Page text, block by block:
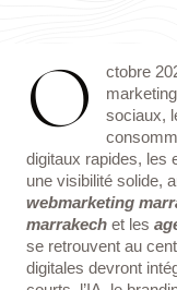
O
ctobre
sociaux,
digitaux rapides, les
une visibilité solide,
webmarketing
marrakech et les
se retrouvent au
digitales devront